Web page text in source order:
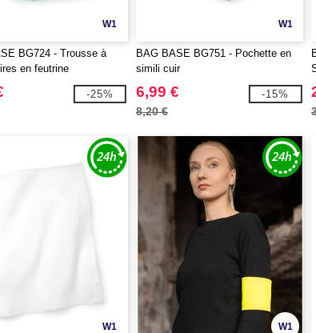
W1
BG724 - Trousse à
en feutrine
-25%
W1
BAG BASE BG751 - Pochette en
simili cuir
6,99 €
8,20 €
-15%
W1 W1